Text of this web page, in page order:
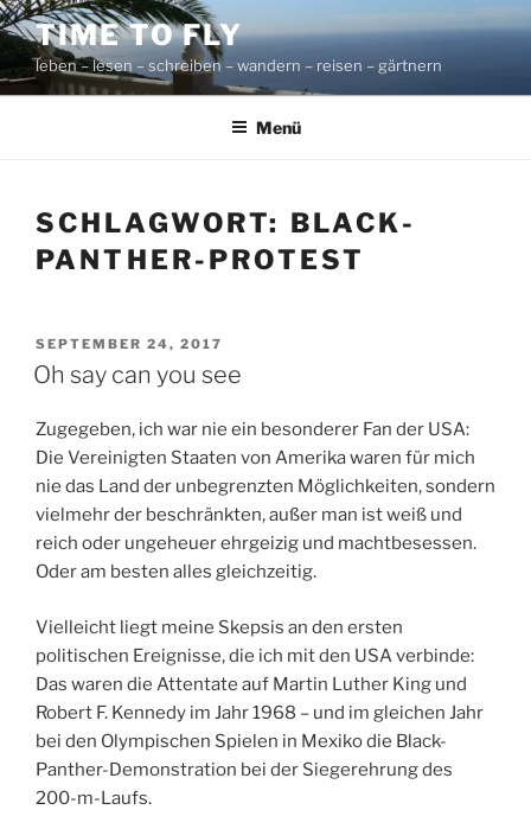
Zum
Inhalt
springen
TIME TO FLY
leben – lesen – schreiben – wandern – reisen – gärtnern
Menü
SCHLAGWORT: BLACK-
PANTHER-PROTEST
VERÖFFENTLICHT
AM
SEPTEMBER 24, 2017
Oh say can you see
Zugegeben, ich war nie ein besonderer Fan der USA:
Die Vereinigten Staaten von Amerika waren für mich
nie das Land der unbegrenzten Möglichkeiten, sondern
vielmehr der beschränkten, außer man ist weiß und
reich oder ungeheuer ehrgeizig und machtbesessen.
Oder am besten alles gleichzeitig.
Vielleicht liegt meine Skepsis an den ersten
politischen Ereignisse, die ich mit den USA verbinde:
Das waren die Attentate auf Martin Luther King und
Robert F. Kennedy im Jahr 1968 – und im gleichen Jahr
bei den Olympischen Spielen in Mexiko die Black-
Panther-Demonstration bei der Siegerehrung des
200-m-Laufs.